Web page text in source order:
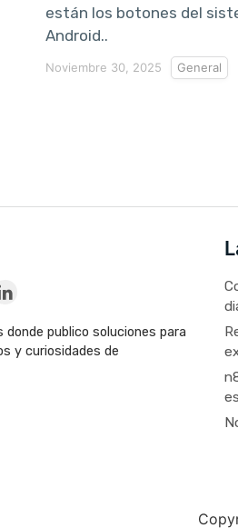
están los botones del
Android..
Noviembre 30, 2025 General
donde publico soluciones para
y curiosidades de